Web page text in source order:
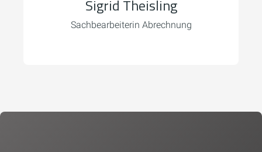
Sigrid Theisling
Sachbearbeiterin Abrechnung